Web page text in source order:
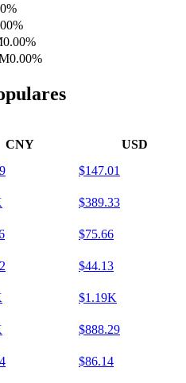
0.00%
0.00%
CNY USD
$147.01
$389.33
$75.66
$44.13
$1.19K
$888.29
$86.14